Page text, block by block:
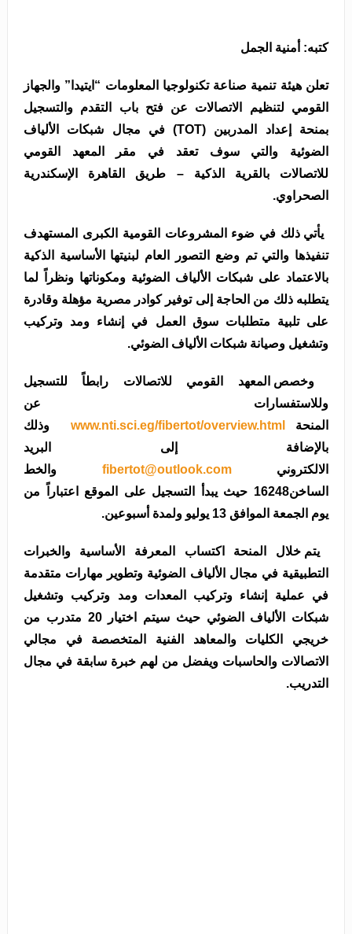
كتبه: أمنية الجمل
تعلن هيئة تنمية صناعة تكنولوجيا المعلومات “ايتيدا” والجهاز
القومي لتنظيم الاتصالات عن فتح باب التقدم والتسجيل
بمنحة إعداد المدربين (TOT)في مجال شبكات الألياف
الضوئية والتي سوف تعقد في مقر المعهد القومي
للاتصالات بالقرية الذكية – طريق القاهرة الإسكندرية
الصحراوي.
يأتي ذلك في ضوء المشروعات القومية الكبرى المستهدف
تنفيذها والتي تم وضع التصور العام لبنيتها الأساسية الذكية
بالاعتماد على شبكات الألياف الضوئية ومكوناتها ونظراً لما
يتطلبه ذلك من الحاجة إلى توفير كوادر مصرية مؤهلة وقادرة
على تلبية متطلبات سوق العمل في إنشاء ومد وتركيب
وتشغيل وصيانة شبكات الألياف الضوئي.
وخصص المعهد القومي للاتصالات رابطاً للتسجيل
وللاستفسارات عن
المنحة
www.nti.sci.eg/fibertot/overview.html
وذلك
بالإضافة إلى البريد
الالكترونيfibertot@outlook.com
والخط
الساخن16248 حيث يبدأ التسجيل على الموقع اعتباراً من
يوم الجمعة الموافق 13 يوليو ولمدة أسبوعين.
يتم خلال المنحة اكتساب المعرفة الأساسية والخبرات
التطبيقية في مجال الألياف الضوئية وتطوير مهارات متقدمة
في عملية إنشاء وتركيب المعدات ومد وتركيب وتشغيل
شبكات الألياف الضوئي حيث سيتم اختيار 20 متدرب من
خريجي الكليات والمعاهد الفنية المتخصصة في مجالي
الاتصالات والحاسبات ويفضل من لهم خبرة سابقة في مجال
التدريب.